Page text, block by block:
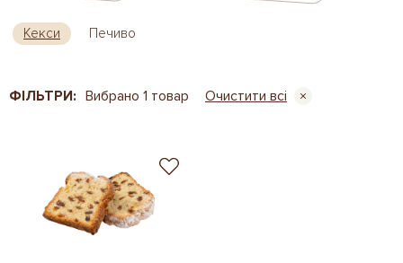
Кекси Печиво
ФІЛЬТРИ: Вибрано 1 товар Очистити всі